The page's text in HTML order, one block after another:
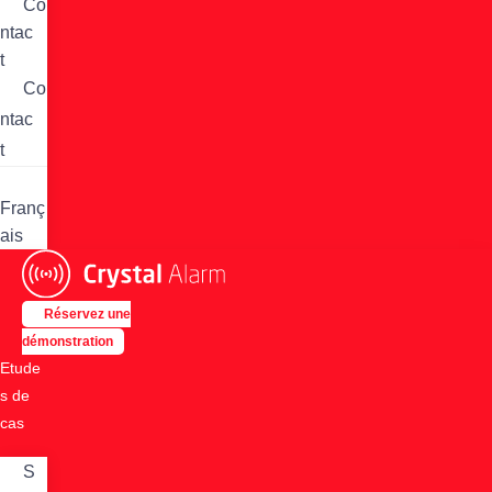
Co
ntac
t
Co
ntac
t
Franç
ais
Réservez une
démonstration
Etude
s de
cas
S